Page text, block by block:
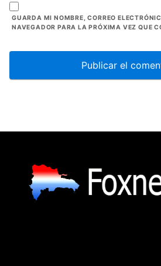
GUARDA MI NOMBRE, CORREO
NAVEGADOR PARA LA PRÓXIMA VEZ QUE